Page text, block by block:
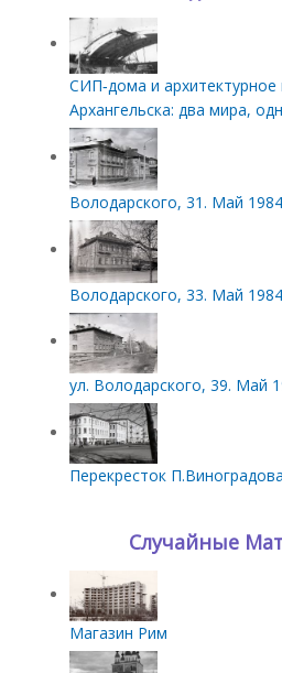
СИП‑дома и архитектурное
Архангельска: два мира,
Володарского, 31. Май
Володарского, 33. Май
ул. Володарского, 39. Май
Перекресток
Случайные
Магазин Рим